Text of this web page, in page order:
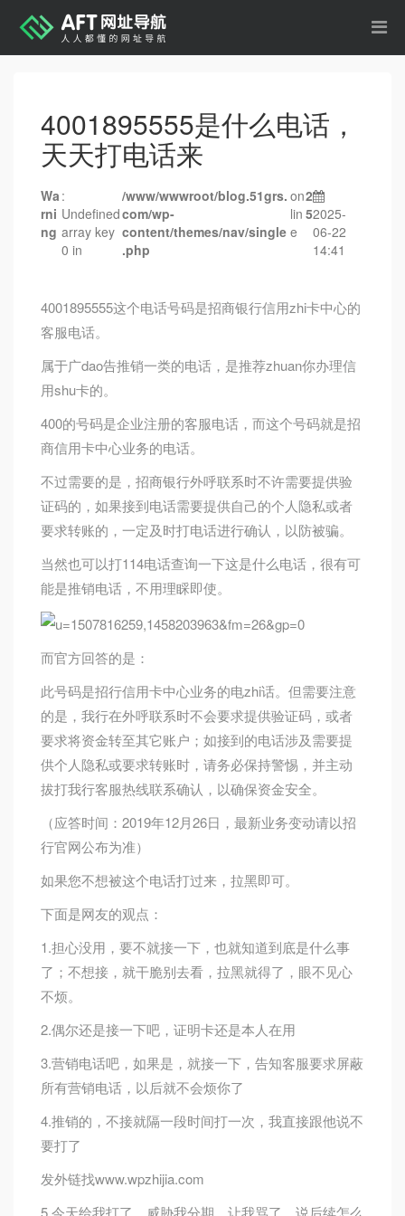
4001895555是什么电话，
天天打电话来
Wa
rni
ng
:
Undefined
array key
0 in
/www/wwwroot/blog.51grs.
com/wp-
content/themes/nav/single
.php
on
lin
e
2
52025-
06-22
14:41
4001895555这个电话号码是招商银行信用zhi卡中心的
客服电话。
属于广dao告推销一类的电话，是推荐zhuan你办理信
用shu卡的。
400的号码是企业注册的客服电话，而这个号码就是招
商信用卡中心业务的电话。
不过需要的是，招商银行外呼联系时不许需要提供验
证码的，如果接到电话需要提供自己的个人隐私或者
要求转账的，一定及时打电话进行确认，以防被骗。
当然也可以打114电话查询一下这是什么电话，很有可
能是推销电话，不用理睬即使。
而官方回答的是：
此号码是招行信用卡中心业务的电zhi话。但需要注意
的是，我行在外呼联系时不会要求提供验证码，或者
要求将资金转至其它账户；如接到的电话涉及需要提
供个人隐私或要求转账时，请务必保持警惕，并主动
拔打我行客服热线联系确认，以确保资金安全。
（应答时间：2019年12月26日，最新业务变动请以招
行官网公布为准）
如果您不想被这个电话打过来，拉黑即可。
下面是网友的观点：
1.担心没用，要不就接一下，也就知道到底是什么事
了；不想接，就干脆别去看，拉黑就得了，眼不见心
不烦。
2.偶尔还是接一下吧，证明卡还是本人在用
3.营销电话吧，如果是，就接一下，告知客服要求屏蔽
所有营销电话，以后就不会烦你了
4.推销的，不接就隔一段时间打一次，我直接跟他说不
要打了
发外链找www.wpzhijia.com
5.今天给我打了、威胁我分期、让我骂了、说后续怎么